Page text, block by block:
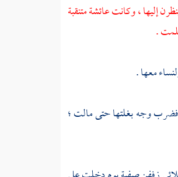
إليها ، وكانتعائشةمتنقبة
.
معها .
وجه بغلتها حتى مالت ؛